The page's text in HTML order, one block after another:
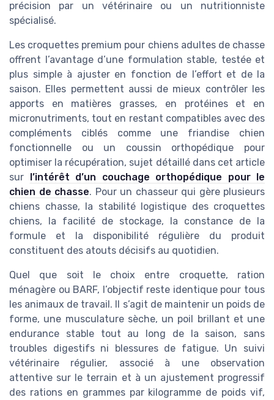
précision par un vétérinaire ou un nutritionniste
spécialisé.
Les croquettes premium pour chiens adultes de chasse
offrent l’avantage d’une formulation stable, testée et
plus simple à ajuster en fonction de l’effort et de la
saison. Elles permettent aussi de mieux contrôler les
apports en matières grasses, en protéines et en
micronutriments, tout en restant compatibles avec des
compléments ciblés comme une friandise chien
fonctionnelle ou un coussin orthopédique pour
optimiser la récupération, sujet détaillé dans cet article
sur l’intérêt d’un couchage orthopédique pour le
chien de chasse. Pour un chasseur qui gère plusieurs
chiens chasse, la stabilité logistique des croquettes
chiens, la facilité de stockage, la constance de la
formule et la disponibilité régulière du produit
constituent des atouts décisifs au quotidien.
Quel que soit le choix entre croquette, ration
ménagère ou BARF, l’objectif reste identique pour tous
les animaux de travail. Il s’agit de maintenir un poids de
forme, une musculature sèche, un poil brillant et une
endurance stable tout au long de la saison, sans
troubles digestifs ni blessures de fatigue. Un suivi
vétérinaire régulier, associé à une observation
attentive sur le terrain et à un ajustement progressif
des rations en grammes par kilogramme de poids vif,